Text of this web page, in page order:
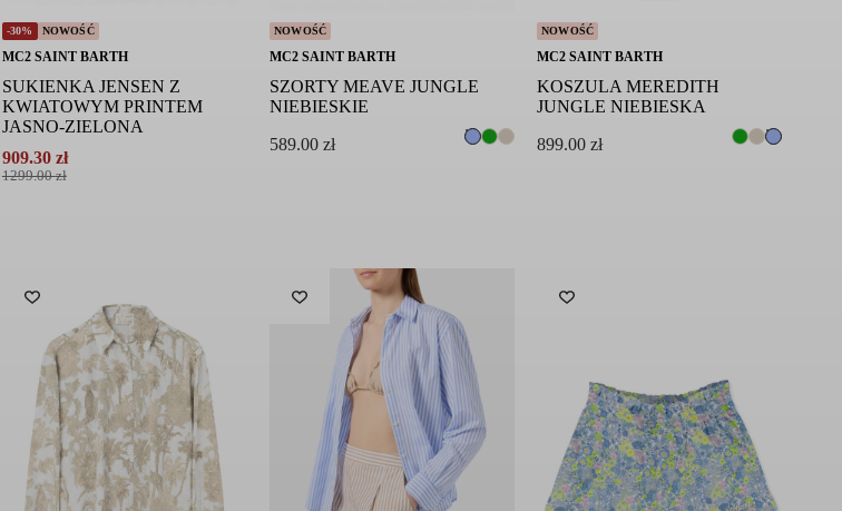
-30% NOWOŚĆ
MC2 SAINT BARTH
SUKIENKA JENSEN Z
KWIATOWYM PRINTEM
JASNO-ZIELONA
1299.00zł
Pierwotna
909.30 zł
Aktualna
NOWOŚĆ
MC2 SAINT BARTH
SZORTY MEAVE JUNGLE
NIEBIESKIE
589.00 zł
NOWOŚĆ
MC2 SAINT BARTH
KOSZULA MEREDITH
JUNGLE NIEBIESKA
899.00zł